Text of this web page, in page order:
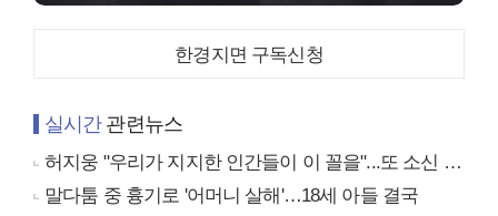
한경지면 구독신청
실시간관련뉴스
허지웅 "우리가 지지한 인간들이 이 꼴을"...또 소신 발언
말다툼 중 흉기로 '어머니 살해'…18세 아들 결국